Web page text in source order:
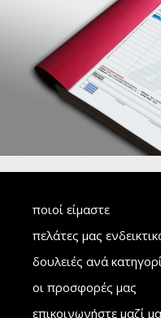
ποιοί είμαστε
πελάτες μας
δουλειές ανά
οι προσφορές μας
επικοινωνήστε μαζί